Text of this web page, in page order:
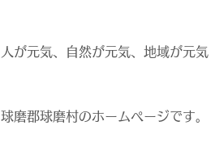
人が元気、自然が元気、地域が元
球磨郡球磨村のホームページです。